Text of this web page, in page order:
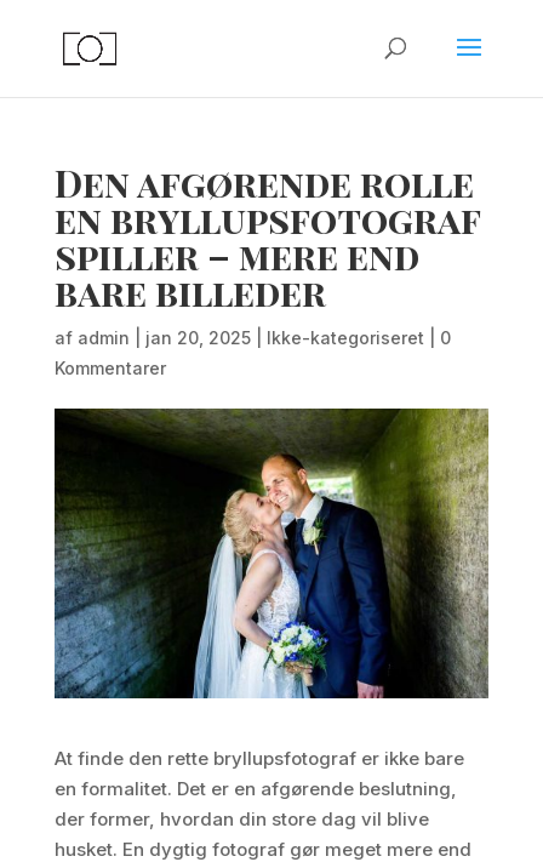
Den afgørende rolle
en bryllupsfotograf
spiller – mere end
bare billeder
af admin jan 20, 2025| Ikke-kategoriseret
0
Kommentarer
At finde den rette bryllupsfotograf er ikke bare
en formalitet. Det er en afgørende beslutning,
der former, hvordan din store dag vil blive
husket. En dygtig fotograf gør meget mere end